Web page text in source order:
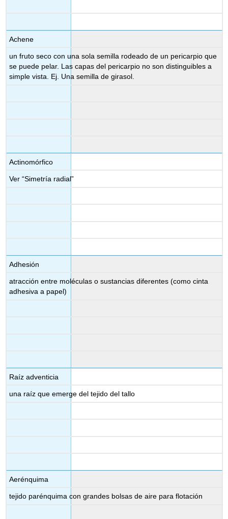
Achene
un fruto seco con una sola semilla rodeado de un pericarpio que
se puede pelar. Las capas del pericarpio no son distinguibles a
simple vista. Ej. Una semilla de girasol.
Actinomórfico
Ver “Simetría radial”
Adhesión
atracción entre moléculas o sustancias diferentes (como cinta
adhesiva a papel)
Raíz adventicia
una raíz que emerge del tejido del tallo
Aerénquima
tejido parénquima con grandes bolsas de aire para flotación